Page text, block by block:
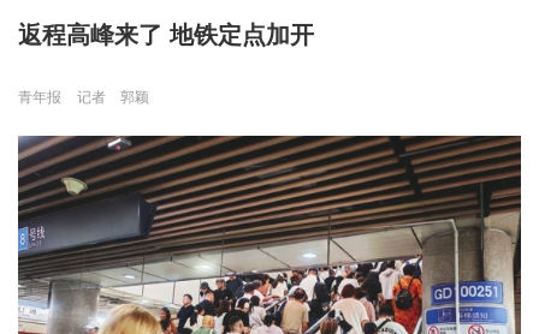
返程高峰来了 地铁定点加开
青年报 记者 郭颖